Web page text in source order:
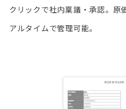
クリックで社内稟議・承認。原
アルタイムで管理可能。